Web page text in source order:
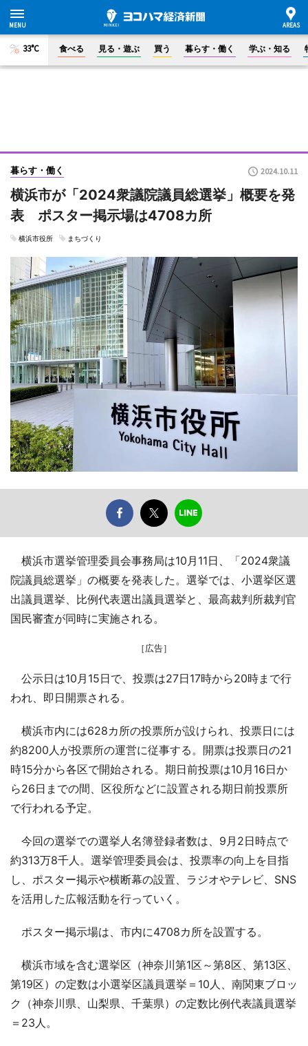
33°C 食べる 見る・遊ぶ 買う 暮らす・働く 学ぶ・知る
暮らす・働く 2024.10.11
横浜市が「2024衆議院議員総選挙」概要を発
表 ポスター掲示場は4708カ所
横浜市役所 まちづくり
横浜市選挙管理委員会事務局は10月11日、「2024衆議
院議員総選挙」の概要を発表した。選挙では、小選挙区選
出議員選挙、比例代表選出議員選挙と、最高裁判所裁判官
国民審査が同時に実施される。
［広告］
公示日は10月15日で、投票は27日17時から20時まで行
われ、即日開票される。
横浜市内には628カ所の投票所が設けられ、投票日には
約8200人が投票所の運営に従事する。開票は投票日の21
時15分から各区で開始される。期日前投票は10月16日か
ら26日までの間、区役所などに設置される期日前投票所
で行われる予定。
今回の選挙での選挙人名簿登録者数は、9月2日時点で
約313万8千人。選挙管理委員会は、投票率の向上を目指
し、ポスター掲示や横断幕の設置、ラジオやテレビ、SNS
を活用した広報活動を行っていく。
ポスター掲示場は、市内に4708カ所を設置する。
横浜市域を含む選挙区（神奈川第1区～第8区、第13区、
第19区）の定数は小選挙区議員選挙＝10人、南関東ブロッ
ク（神奈川県、山梨県、千葉県）の定数比例代表議員選挙
＝23人。